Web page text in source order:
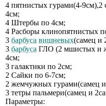
4 пятнистых гурами(4-9см),2
4см;
4 Штербы по 4см;
4 Расборы клинопятнистых
3 барбуса вишневых(самец и
3 барбуса ГЛО (2 мшистых и
4см;
3 галактики по 2см;
2 Сайки по 6-7см;
2 жемчужных гурами(самец
3 тетры пальмери(самец и
Параметры: